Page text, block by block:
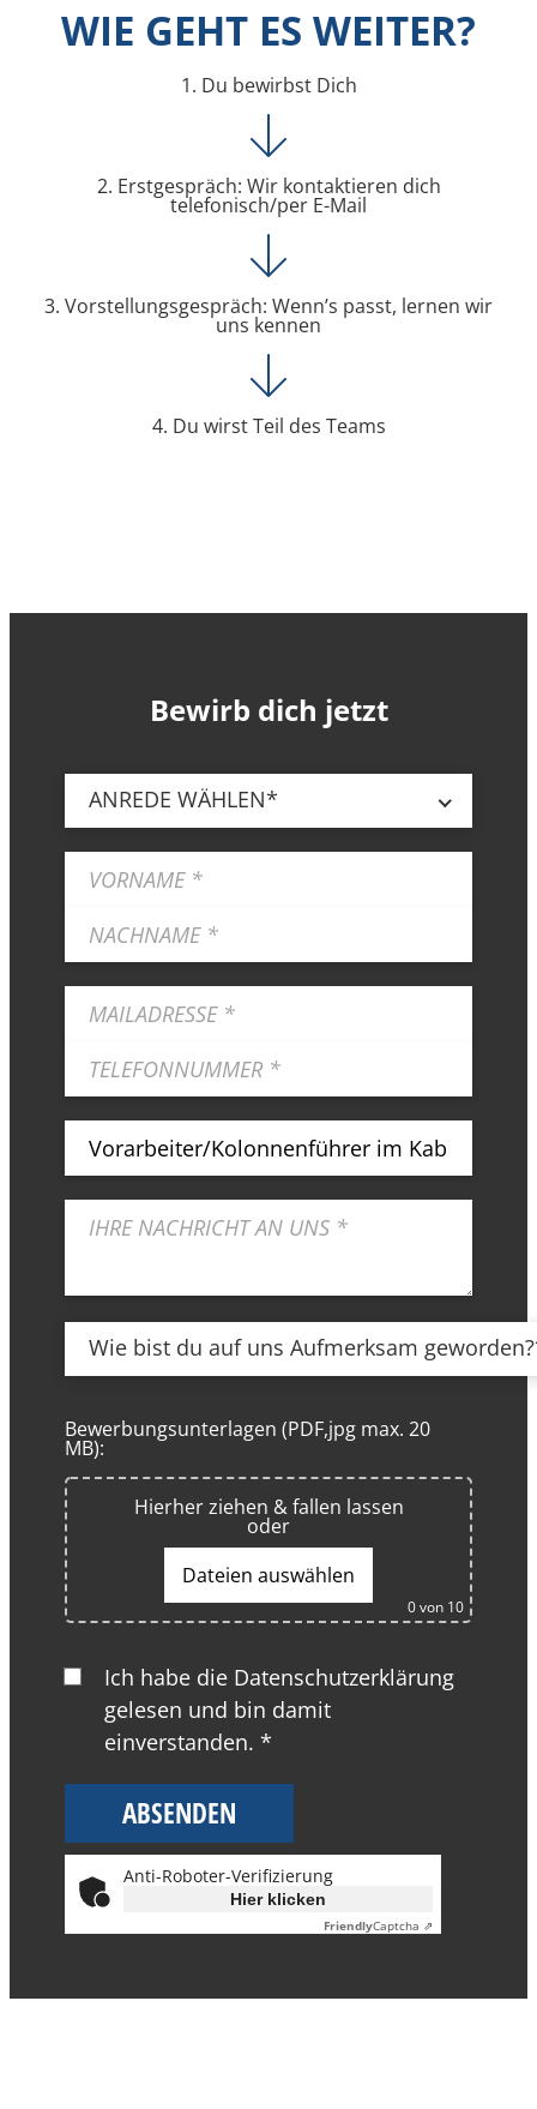
WIE GEHT ES WEITER?
1. Du bewirbst Dich
2. Erstgespräch: Wir kontaktieren dich
telefonisch/per E-Mail
3. Vorstellungsgespräch: Wenn’s passt, lernen wir
uns kennen
4. Du wirst Teil des Teams
Bewirb dich jetzt
ANREDE WÄHLEN*
Wie bist du auf uns Aufmerksam
Bewerbungsunterlagen (PDF,jpg max. 20
MB):
Hierher ziehen & fallen lassen
oder
Dateien auswählen
0von 10
Ich habe die Datenschutzerklärung
gelesen und bin damit
einverstanden. *
Anti-Roboter-Verifizierung
Hier klicken
FriendlyCaptcha ⇗